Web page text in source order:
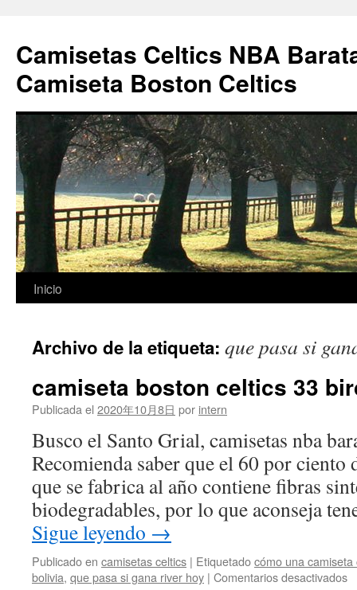
Camisetas Celtics NBA
Camiseta Boston Celtics
Saltar
contenido
Inicio
Archivo de la etiqueta: que pasa si
camiseta boston celtics 33
Publicada el 2020年10月8日 por intern
Busco el Santo Grial, camisetas nba
Recomienda saber que el 60 por ciento
que se fabrica al año contiene fibras
biodegradables, por lo que aconseja
Sigue leyendo →
Publicado en camisetas celtics | Etiquetadocómo una camiseta
bolivia, que pasa si gana river hoy | Comentarios desactivados